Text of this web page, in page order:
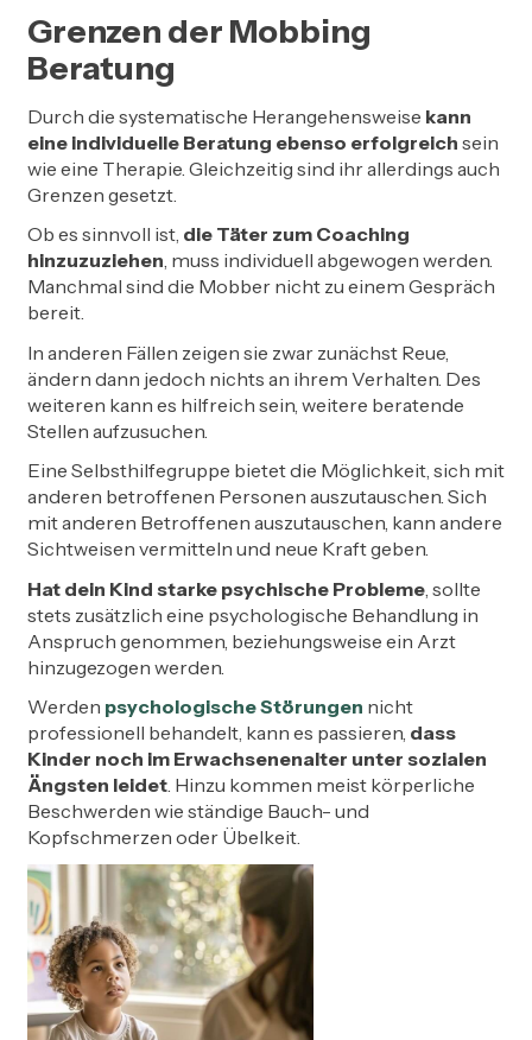
Grenzen der Mobbing
Beratung
Durch die systematische Herangehensweise kann
eine individuelle Beratung ebenso erfolgreich sein
wie eine Therapie. Gleichzeitig sind ihr allerdings auch
Grenzen gesetzt.
Ob es sinnvoll ist, die Täter zum Coaching
hinzuzuziehen, muss individuell abgewogen werden.
Manchmal sind die Mobber nicht zu einem Gespräch
bereit.
In anderen Fällen zeigen sie zwar zunächst Reue,
ändern dann jedoch nichts an ihrem Verhalten. Des
weiteren kann es hilfreich sein, weitere beratende
Stellen aufzusuchen.
Eine Selbsthilfegruppe bietet die Möglichkeit, sich mit
anderen betroffenen Personen auszutauschen. Sich
mit anderen Betroffenen auszutauschen, kann andere
Sichtweisen vermitteln und neue Kraft geben.
Hat dein Kind starke psychische Probleme, sollte
stets zusätzlich eine psychologische Behandlung in
Anspruch genommen, beziehungsweise ein Arzt
hinzugezogen werden.
Werden psychologische Störungen nicht
professionell behandelt, kann es passieren, dass
Kinder noch im Erwachsenenalter unter sozialen
Ängsten leidet. Hinzu kommen meist körperliche
Beschwerden wie ständige Bauch- und
Kopfschmerzen oder Übelkeit.